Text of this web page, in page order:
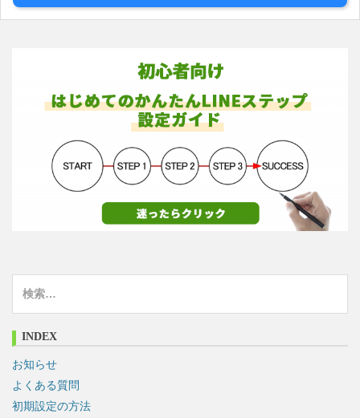
検
:
INDEX
お知らせ
よくある質問
初期設定の方法